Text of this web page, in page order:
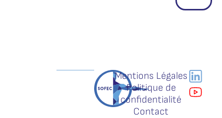
Mentions Légales
Politique de
confidentialité
Contact